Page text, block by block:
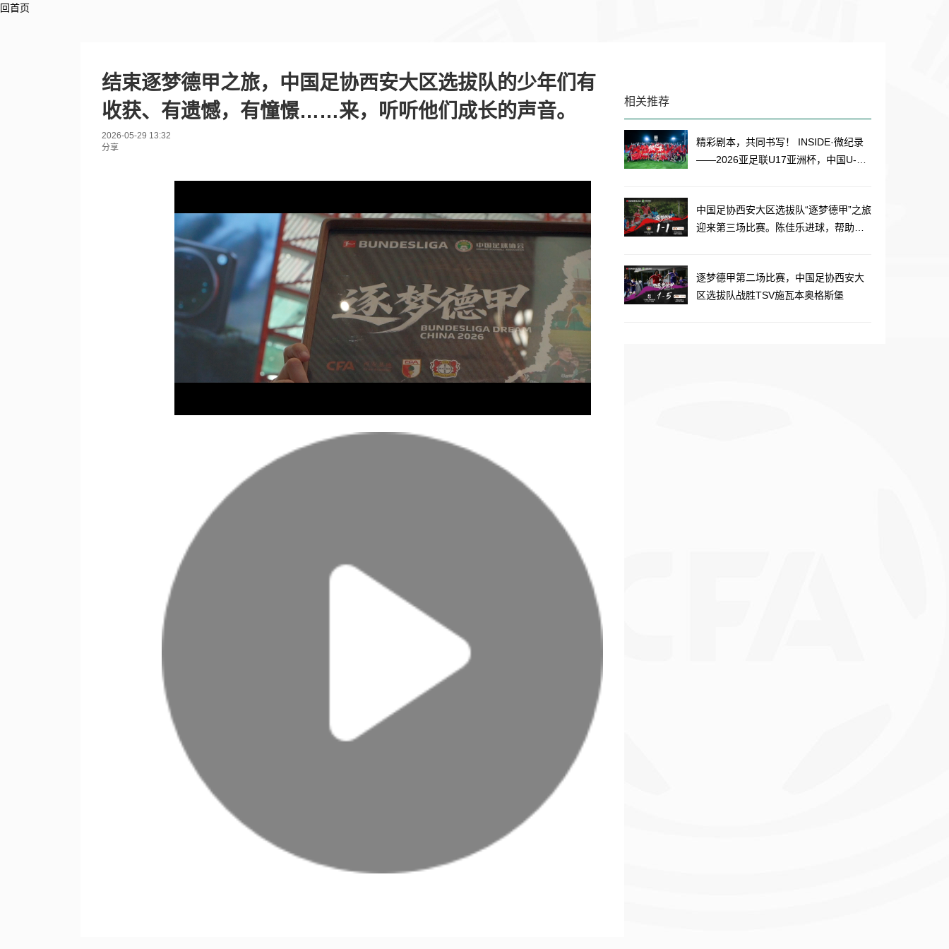
回首页
结束逐梦德甲之旅，中国足协西安大区选拔队的少年们有
收获、有遗憾，有憧憬……来，听听他们成长的声音。
2026-05-29 13:32
分享
相关推荐
精彩剧本，共同书写！ INSIDE·微纪录
——2026亚足联U17亚洲杯，中国U-17
中国足协西安大区选拔队“逐梦德甲”之旅
迎来第三场比赛。陈佳乐进球，帮助西
逐梦德甲第二场比赛，中国足协西安大
区选拔队战胜TSV施瓦本奥格斯堡